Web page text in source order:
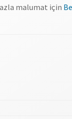
malumat için